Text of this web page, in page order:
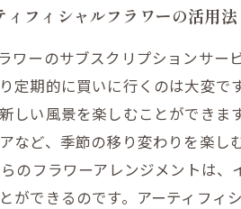
フィシャルフラワーの活用法
ワーのサブスクリプションサ
定期的に買いに行くのは大変
しい風景を楽しむことができ
など、季節の移り変わりを楽
のフラワーアレンジメントは
ができるのです。アーティフィ